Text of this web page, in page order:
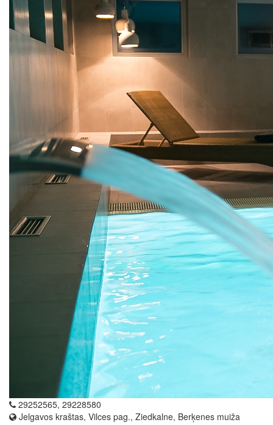
29252565, 29228580
Jelgavos kraštas, Vilces pag., Ziedkalne, Berķenes muiža